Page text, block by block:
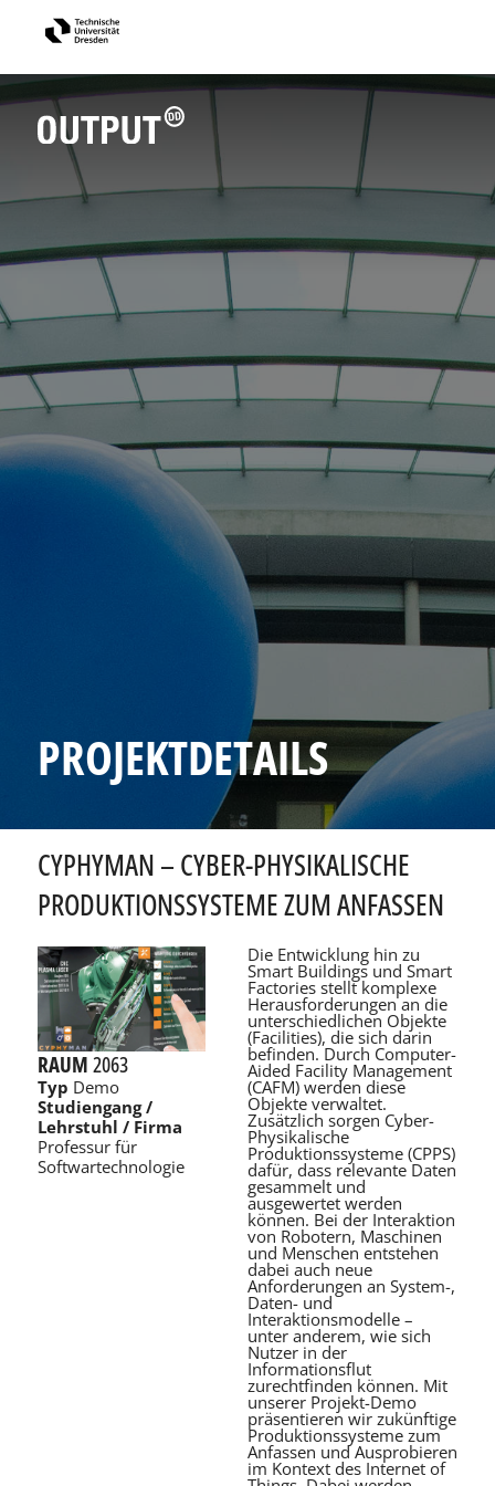
PROJEKTDETAILS
CYPHYMAN – CYBER-PHYSIKALISCHE
PRODUKTIONSSYSTEME ZUM ANFASSEN
RAUM2063
Typ Demo
Studiengang /
Lehrstuhl / Firma
Professur für
Softwartechnologie
Die Entwicklung hin zu
Smart Buildings und Smart
Factories stellt komplexe
Herausforderungen an die
unterschiedlichen Objekte
(Facilities), die sich darin
befinden. Durch Computer-
Aided Facility Management
(CAFM) werden diese
Objekte verwaltet.
Zusätzlich sorgen Cyber-
Physikalische
Produktionssysteme (CPPS)
dafür, dass relevante Daten
gesammelt und
ausgewertet werden
können. Bei der Interaktion
von Robotern, Maschinen
und Menschen entstehen
dabei auch neue
Anforderungen an System-,
Daten- und
Interaktionsmodelle –
unter anderem, wie sich
Nutzer in der
Informationsflut
zurechtfinden können. Mit
unserer Projekt-Demo
präsentieren wir zukünftige
Produktionssysteme zum
Anfassen und Ausprobieren
im Kontext des Internet of